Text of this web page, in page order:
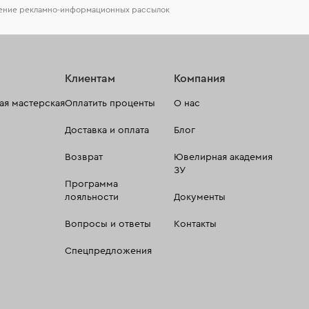
рекламно-информационных рассылок
мастерская
Клиентам
Оплатить проценты
Доставка и оплата
Возврат
Программа
лояльности
Вопросы и ответы
Спецпредложения
Компания
О нас
Блог
Ювелирная академия
ЗУ
Документы
Контакты